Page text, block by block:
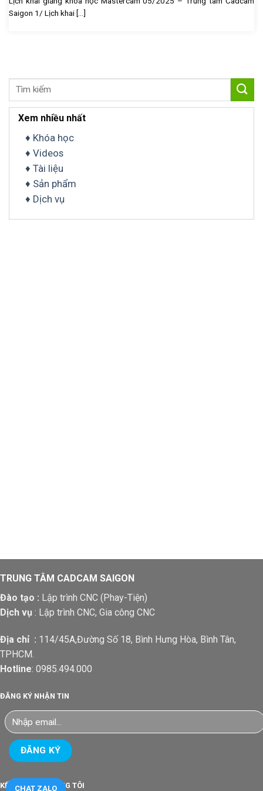
CHAT ZALO
Saigon 1/ Lịch khai [...]
Tìm
Xem nhiều nhất
♦ Khóa học
♦ Videos
♦ Tài liệu
♦ Sản phẩm
♦ Dịch vụ
TRUNG TÂM CADCAM SAIGON
Đào tạo : Lập trình CNC (Phay-Tiện)
Dịch vụ : Lập trình CNC, Gia công CNC
Địa chỉ : 114/45A,Đường Số 18, Bình Hưng Hòa, Bình Tân,
TPHCM.
Hotline: 0985.494.000
ĐĂNG KÝ NHẬN TIN
KẾT NỐI VỚI CHÚNG TÔI